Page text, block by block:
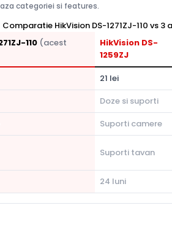
categoriei si features.
Comparatie HikVision DS-1271ZJ-110 vs 3
110 (acest
HikVision DS-
1259ZJ
21 lei
Doze si suporti
Suporti camere
Suporti tavan
24 luni